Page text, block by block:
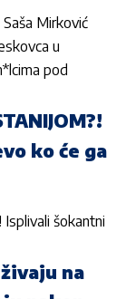
Mirković
u
pod
ko će ga
šokantni
na